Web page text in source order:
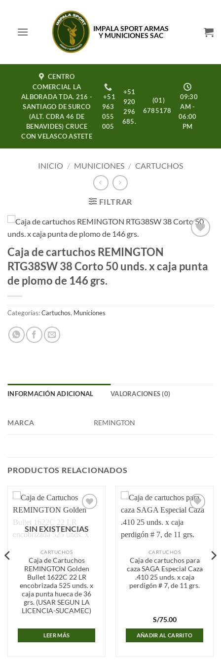
contenido
IMPALA SPORT ARMAS
Y MUNICIONES SAC
CENTRO
COMERCIAL LA
ALBORADA TDA. 216 -
SANTIAGO DE SURCO
(ALT. CDRA 46 DE
BENAVIDES) CRUCE
CON VELASCO ASTETE
09:30
AM -
06:00
PM
+51
963
055
005
+51
920
296
685.
(01)
6785178
INICIO / MUNICIONES / CARTUCHOS
FILTRAR
lista
de
Caja de cartuchos REMINGTON
RTG38SW 38 Corto 50 unds. x caja punta
de plomo de 146 grs.
Categorías:Cartuchos, Municiones
INFORMACIÓN ADICIONAL VALORACIONES (0)
MARCA REMINGTON
PRODUCTOS RELACIONADOS
lista de
deseos
SIN EXISTENCIAS
CARTUCHOS
Caja de Cartuchos
REMINGTON Golden
Bullet 1622C 22 LR
encobrizada 525 unds. x
caja punta hueca de 36
grs. (USAR SEGUN LA
LICENCIA-SUCAMEC)
LEER MÁS
deseos
CARTUCHOS
Caja de cartuchos para
caza SAGA Especial Caza
.410 25 unds. x caja
perdigón # 7, de 11 grs.
S/75.00
AÑADIR AL CARRITO